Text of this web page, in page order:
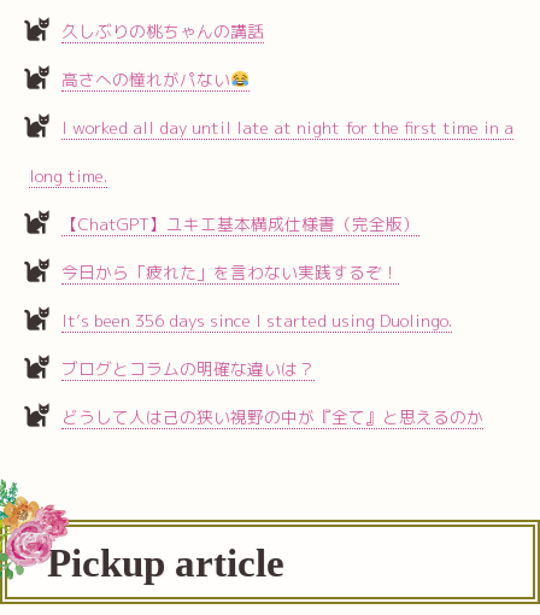
久しぶりの桃ちゃんの講話
高さへの憧れがパない
I worked all day until late at night for the first time in a
long time.
【ChatGPT】ユキエ基本構成仕様書（完全版）
今日から「疲れた」を言わない実践するぞ！
It’s been 356 days since I started using Duolingo.
ブログとコラムの明確な違いは？
どうして人は己の狭い視野の中が『全て』と思えるのか
Pickup article